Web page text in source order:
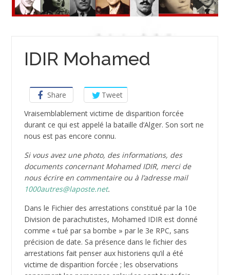
IDIR Mohamed
Share
Tweet
Vraisemblablement victime de disparition forcée
durant ce qui est appelé la bataille d’Alger. Son sort ne
nous est pas encore connu.
Si vous avez une photo, des informations, des
documents concernant Mohamed IDIR, merci de
nous écrire en commentaire ou à l’adresse mail
1000autres@laposte.net.
Dans le Fichier des arrestations constitué par la 10e
Division de parachutistes, Mohamed IDIR est donné
comme « tué par sa bombe » par le 3e RPC, sans
précision de date. Sa présence dans le fichier des
arrestations fait penser aux historiens qu’il a été
victime de disparition forcée ; les observations